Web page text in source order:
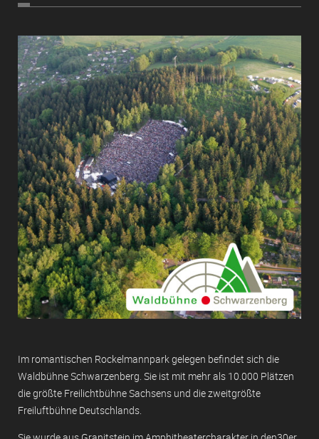
Im romantischen Rockelmannpark gelegen befindet sich die
Waldbühne Schwarzenberg. Sie ist mit mehr als 10.000 Plätzen
die größte Freilichtbühne Sachsens und die zweitgrößte
Freiluftbühne Deutschlands.